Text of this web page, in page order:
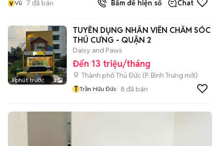
v Vũ 7 đã bán Bấm để hiện số Chat
1 phút trước 2
TUYỂN DỤNG NHÂN VIÊN CHĂM SÓC
THÚ CƯNG - QUẬN 2
Daisy and Paws
Đến 13 triệu/tháng
Thành phố Thủ Đức (P. Bình Trưng mới)
T Trần Hữu Đức 8 đã bán